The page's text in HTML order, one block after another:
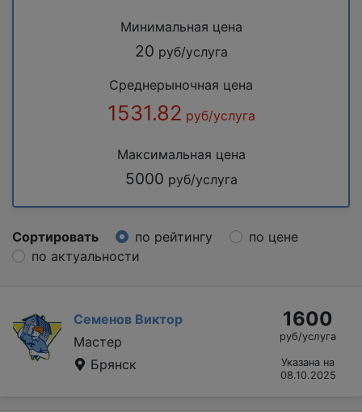
Минимальная цена
20 руб/услуга
Среднерыночная цена
1531.82 руб/услуга
Максимальная цена
5000 руб/услуга
Сортировать по рейтингу
по цене
по актуальности
Семенов Виктор
Мастер
Брянск
1600
руб/услуга
Указана на
08.10.2025